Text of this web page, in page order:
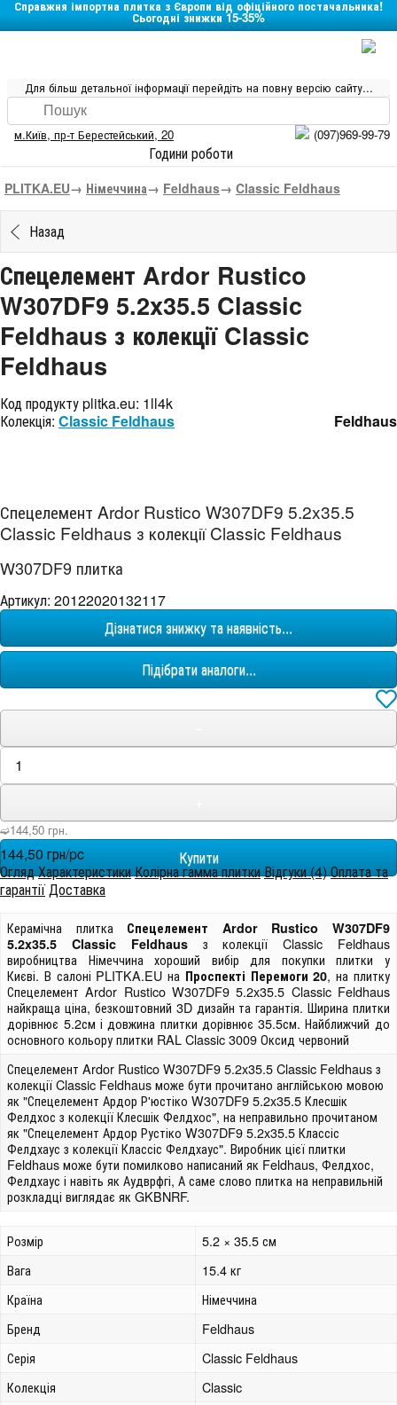
Справжня імпортна плитка з Європи від офіційного постачальника!
Сьогодні знижки 15-35%
Для більш детальної інформації перейдіть на повну версію сайту...
м.Київ, пр-т Берестейський, 20 (097)969-99-79
Години роботи
PLITKA.EU→ Німеччина→ Feldhaus→ Classic Feldhaus
Назад
Спецелемент Ardor Rustico
W307DF9 5.2x35.5 Classic
Feldhaus з колекції Classic
Feldhaus
Код продукту plitka.eu: 1ll4k
Колекція: Classic Feldhaus Feldhaus
Спецелемент Ardor Rustico W307DF9 5.2x35.5
Classic Feldhaus з колекції Classic Feldhaus
W307DF9 плитка
Артикул: 20122020132117
Дізнатися знижку та наявність...
Підібрати аналоги...
➫144,50 грн.
144,50 грн/pc
ОглядХарактеристикиКолірна гамма плиткиВідгуки (4)Оплата та
гарантії Доставка
Керамічна плитка Спецелемент Ardor Rustico W307DF9
5.2x35.5 Classic Feldhausз колекції Classic Feldhaus
виробництва Німеччина хороший вибір для покупки плитки у
Києві. В салоні PLITKA.EU на Проспекті Перемоги 20, на плитку
Спецелемент Ardor Rustico W307DF9 5.2x35.5 Classic Feldhaus
найкраща ціна, безкоштовний 3D дизайн та гарантія. Ширина плитки
дорівнює 5.2см і довжина плитки дорівнює 35.5см. Найближчий до
основного кольору плитки RAL Classic 3009 Оксид червоний
Спецелемент Ardor Rustico W307DF9 5.2x35.5 Classic Feldhaus з
колекції Classic Feldhaus може бути прочитано англійською мовою
як "Спецелемент Ардор Р'юстіко W307DF9 5.2x35.5 Клесшік
Фелдхос з колекції Клесшік Фелдхос", на неправильно прочитаном
як "Спецелемент Ардор Рустіко W307DF9 5.2x35.5 Классіс
Фелдхаус з колекції Классіс Фелдхаус". Виробник цієї плитки
Feldhaus може бути помилково написаний як Feldhaus, Фелдхос,
Фелдхаус і навіть як Аудврфгі, А саме слово плитка на неправильній
розкладці виглядає як GKBNRF.
Розмір
5.2 × 35.5 см
Вага
15.4 кг
Країна
Німеччина
Бренд
Feldhaus
Серія
Classic Feldhaus
Колекція
Classic